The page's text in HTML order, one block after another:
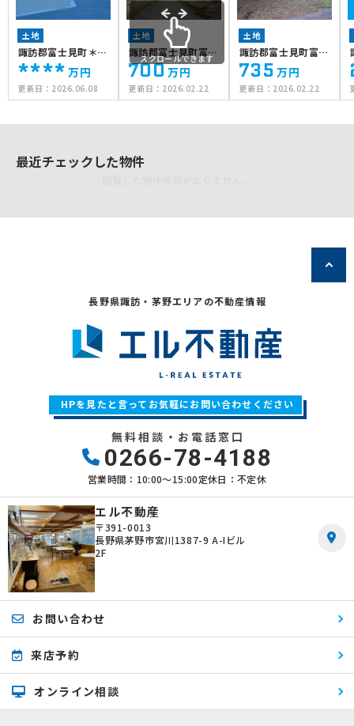
土地
諏訪郡富士見町＊＊
＊＊
**** 万円
更新日： 2026.06.08
土地
諏訪郡富士見町富士
見
700万円
更新日： 2026.02.22
土地
諏訪郡富士見町富士
見
735 万円
更新日： 2026.02.22
スクロールできます
最近チェックした物件
長野県諏訪・茅野エリアの不動産情報
HPを見たと言ってお気軽にお問い合わせください
無料相談・お電話窓口
0266-78-4188
営業時間：10:00〜15:00定休日：不定休
エル不動産
〒391-0013
長野県茅野市宮川1387-9 A-Iビル
2F
お問い合わせ
来店予約
オンライン相談